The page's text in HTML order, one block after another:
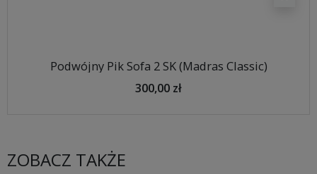
Podwójny Pik Sofa 2 SK (Madras Classic)
300,00 zł
ZOBACZ TAKŻE